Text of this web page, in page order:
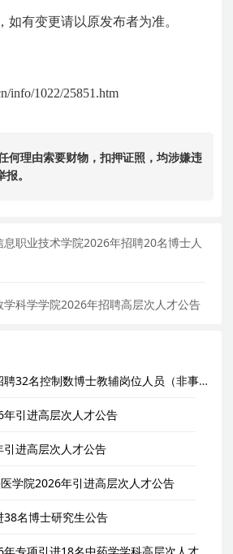
如有变更请以原发布者为准。
info/1022/25851.htm
何理由索要财物，扣押证照，均涉嫌违
。
息职业技术学院2026年招聘20名博士人
学科学学院2026年招聘高层次人才公告
内蒙古大学2026年招聘32名控制数博士教辅岗位人员（非事业编制）公告
引进高层次人才公告
进高层次人才公告
学院2026年引进高层次人才公告
名博士研究生公告